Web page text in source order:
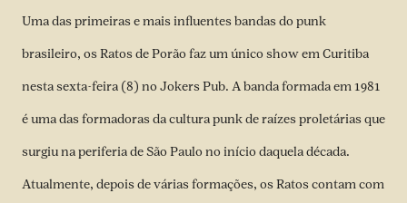
Uma das primeiras e mais influentes bandas do punk
brasileiro, os Ratos de Porão faz um único show em Curitiba
nesta sexta-feira (8) no Jokers Pub. A banda formada em 1981
é uma das formadoras da cultura punk de raízes proletárias que
surgiu na periferia de São Paulo no início daquela década.
Atualmente, depois de várias formações, os Ratos contam com